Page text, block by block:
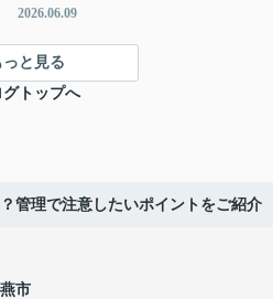
2026.06.09
っと見る
グトップへ
管理で注意したいポイントをご紹介
燕市